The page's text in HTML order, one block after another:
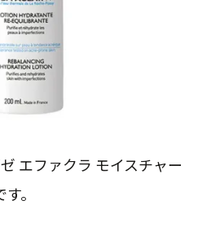
エファクラ モイスチャー
。